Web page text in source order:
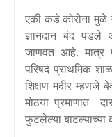
एकी कडे कोरोना मुळे
ज्ञानदान बंद पडले
जाणवत आहे. मात्र
परिषद प्राथमिक
शिक्षण मंदीर म्हणजे
मोठया प्रमाणात
फुटलेल्या बाटल्याच्या